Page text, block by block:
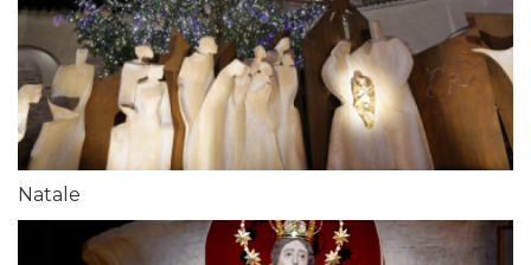
Natale